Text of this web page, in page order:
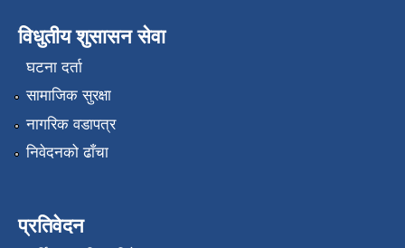
विधुतीय शुसासन सेवा
घटना दर्ता
सामाजिक सुरक्षा
नागरिक वडापत्र
निवेदनको ढाँचा
प्रतिवेदन